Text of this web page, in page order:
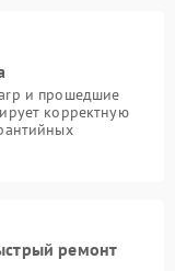
и прошедшие
корректную
ремонт